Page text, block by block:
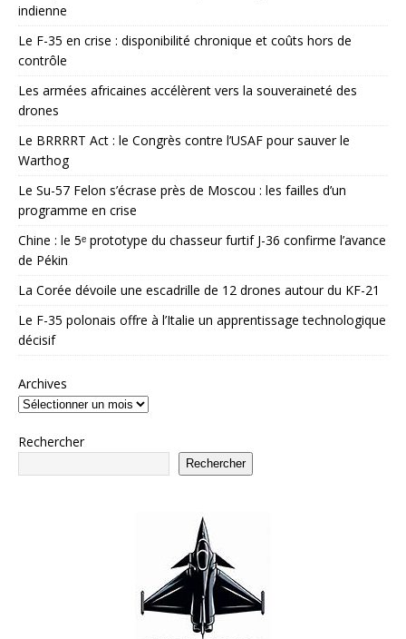
indienne
Le F-35 en crise : disponibilité chronique et coûts hors de
contrôle
Les armées africaines accélèrent vers la souveraineté des
drones
Le BRRRRT Act : le Congrès contre l’USAF pour sauver le
Warthog
Le Su-57 Felon s’écrase près de Moscou : les failles d’un
programme en crise
Chine : le 5ᵉ prototype du chasseur furtif J-36 confirme l’avance
de Pékin
La Corée dévoile une escadrille de 12 drones autour du KF-21
Le F-35 polonais offre à l’Italie un apprentissage technologique
décisif
Archives
Rechercher
Rechercher